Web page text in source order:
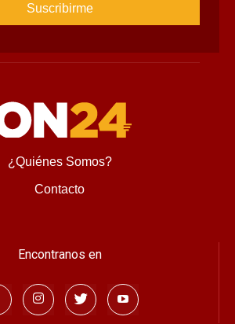
¿Quiénes Somos?
Contacto
Encontranos en